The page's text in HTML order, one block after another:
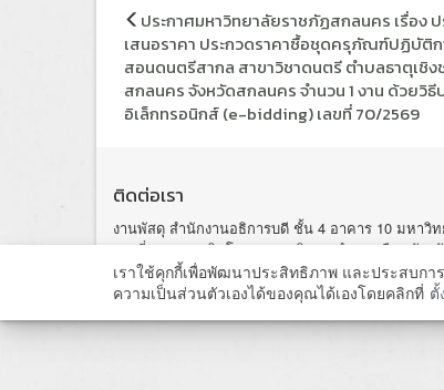
แนะแนว
เรื่อง
ประกาศมหาวิทยาลัยราชภัฏสกลนคร เรื่อง ป
เสนอราคา ประกวดราคาซื้อชุดครุภัณฑ์ปฏิบัติก
สอนดนตรีสากล สาขาวิชาดนตรี ตำบลธาตุเชิง
สกลนคร จังหวัดสกลนคร จำนวน 1 งาน ด้วยวิธี
อิเล็กทรอนิกส์ (e-bidding) เลขที่ 70/2569
ติดต่อเรา
งานพัสดุ สำนักงานอธิการบดี ชั้น 4 อาคาร 10 มหาวิ
เลขที่ 680 ถนนนิตโย ต. ธาตุเชิงชุม อำเภอเมือง จังห
โทรศัพท์ 042-970049 โทรภายใน 112
Copyright@ 2015 Sakon Nakhon Rajabhat
เราใช้คุกกี้เพื่อพัฒนาประสิทธิภาพ และประสบก
ความเป็นส่วนตัวเองได้ของคุณได้เองโดยคลิกที่ ตั้